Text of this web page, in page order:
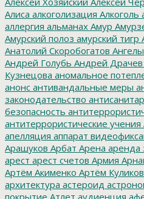
Алиса алкоголизация Алкоголь
аллергия альманах Амур
Амурский полоз амурский тигр
Анатолий Скоробогатов
Андрей Голубь Андрей Драчев
Кузнецова аномальное
анонс антивандальные меры
законодательство
безопасность
антитеррористические учения
апелляция аппарат
Арашуков Арбат Арена аренда
арест арест счетов Армия
Артём Акименко Артём Куликов
архитектура астероид
покрытие Атлет аудиенция